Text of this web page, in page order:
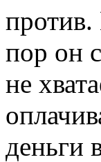
против.
пор он
не
деньги